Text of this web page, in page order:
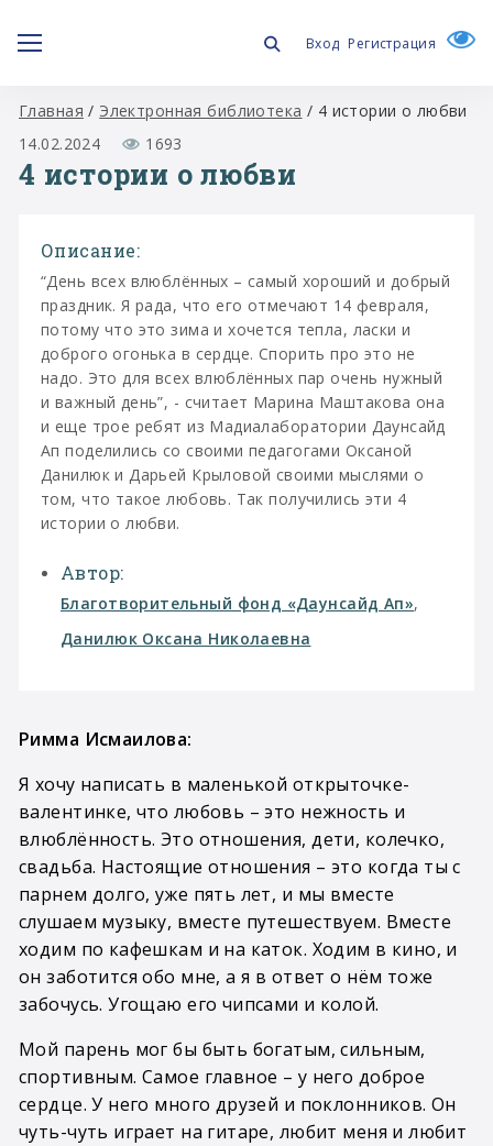
Вход Регистрация
Главная / Электронная библиотека / 4 истории о любви
14.02.2024
1693
4 истории о любви
Описание:
“День всех влюблённых – самый хороший и добрый
праздник. Я рада, что его отмечают 14 февраля,
потому что это зима и хочется тепла, ласки и
доброго огонька в сердце. Спорить про это не
надо. Это для всех влюблённых пар очень нужный
и важный день”, - считает Марина Маштакова она
и еще трое ребят из Мадиалаборатории Даунсайд
Ап поделились со своими педагогами Оксаной
Данилюк и Дарьей Крыловой своими мыслями о
том, что такое любовь. Так получились эти 4
истории о любви.
Автор:
Благотворительный фонд «Даунсайд Ап»,
Данилюк Оксана Николаевна
Римма Исмаилова:
Я хочу написать в маленькой открыточке-
валентинке, что любовь – это нежность и
влюблённость. Это отношения, дети, колечко,
свадьба. Настоящие отношения – это когда ты с
парнем долго, уже пять лет, и мы вместе
слушаем музыку, вместе путешествуем. Вместе
ходим по кафешкам и на каток. Ходим в кино, и
он заботится обо мне, а я в ответ о нём тоже
забочусь. Угощаю его чипсами и колой.
Мой парень мог бы быть богатым, сильным,
спортивным. Самое главное – у него доброе
сердце. У него много друзей и поклонников. Он
чуть-чуть играет на гитаре, любит меня и любит